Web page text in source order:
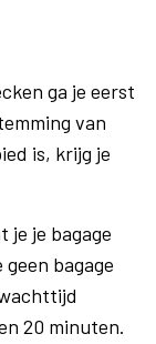
ga je eerst
van
is, krijg je
je je bagage
bagage
20 minuten.